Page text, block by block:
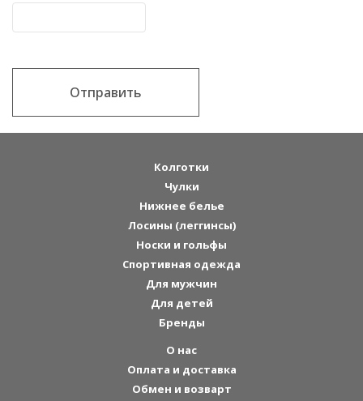
Отправить
Колготки
Чулки
Нижнее белье
Лосины (леггинсы)
Носки и гольфы
Спортивная одежда
Для мужчин
Для детей
Бренды
О нас
Оплата и доставка
Обмен и возварт